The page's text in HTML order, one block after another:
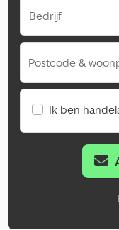
Bedrijf
Postcode &
Ik ben